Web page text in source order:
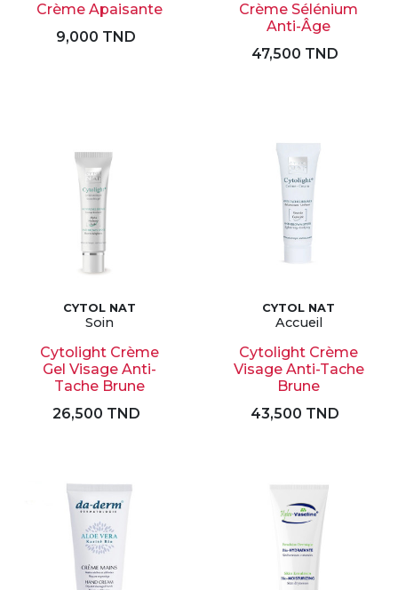
Crème Apaisante
9,000 TND
Crème Sélénium
Anti-Âge
47,500 TND
CYTOL NAT
Soin
Cytolight Crème
Gel Visage Anti-
Tache Brune
26,500 TND
CYTOL NAT
Accueil
Cytolight Crème
Visage Anti-Tache
Brune
43,500 TND